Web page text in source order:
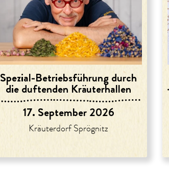
Spezial-Betriebsführung durch
die duftenden Kräuterhallen
17. September 2026
Kräuterdorf Sprögnitz